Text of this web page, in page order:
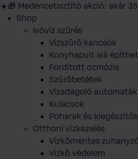
☀️🎁 Medencetisztító akció: akár
Shop
Ivóvíz szűrés
Vízszűrő kancsók
Konyhapult alá
Fordított ozmózis
Szűrőbetétek
Vízadagoló automaták
Kulacsok
Poharak és kiegészítők
Otthoni vízkezelés
Vízkőmentes
Vízkő védelem